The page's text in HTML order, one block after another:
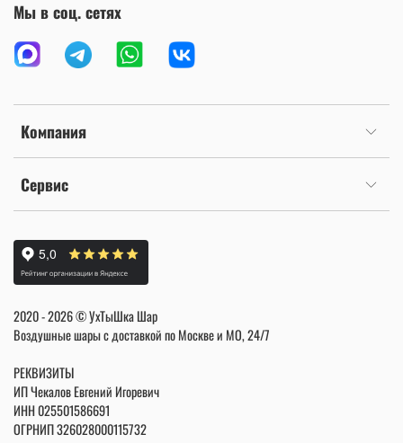
Компания
Сервис
Мы в соц. сетях
2020 - 2026 © УхТыШка Шар
Воздушные шары с доставкой по Москве и МО, 24/7
РЕКВИЗИТЫ
ИП Чекалов Евгений Игоревич
ИНН025501586691
ОГРНИП 326028000115732